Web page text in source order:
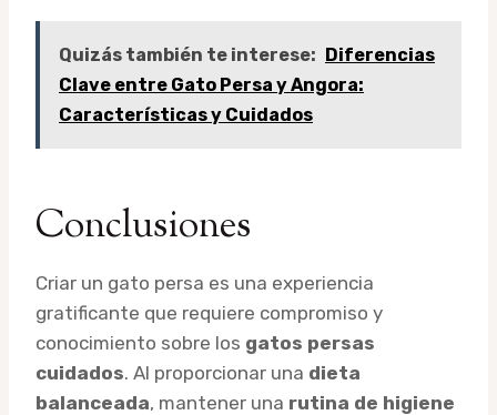
Quizás también te interese: Diferencias
Clave entre Gato Persa y Angora:
Características y Cuidados
Conclusiones
Criar un gato persa es una experiencia
gratificante que requiere compromiso y
conocimiento sobre los gatos persas
cuidados. Al proporcionar una dieta
balanceada, mantener una rutina de higiene